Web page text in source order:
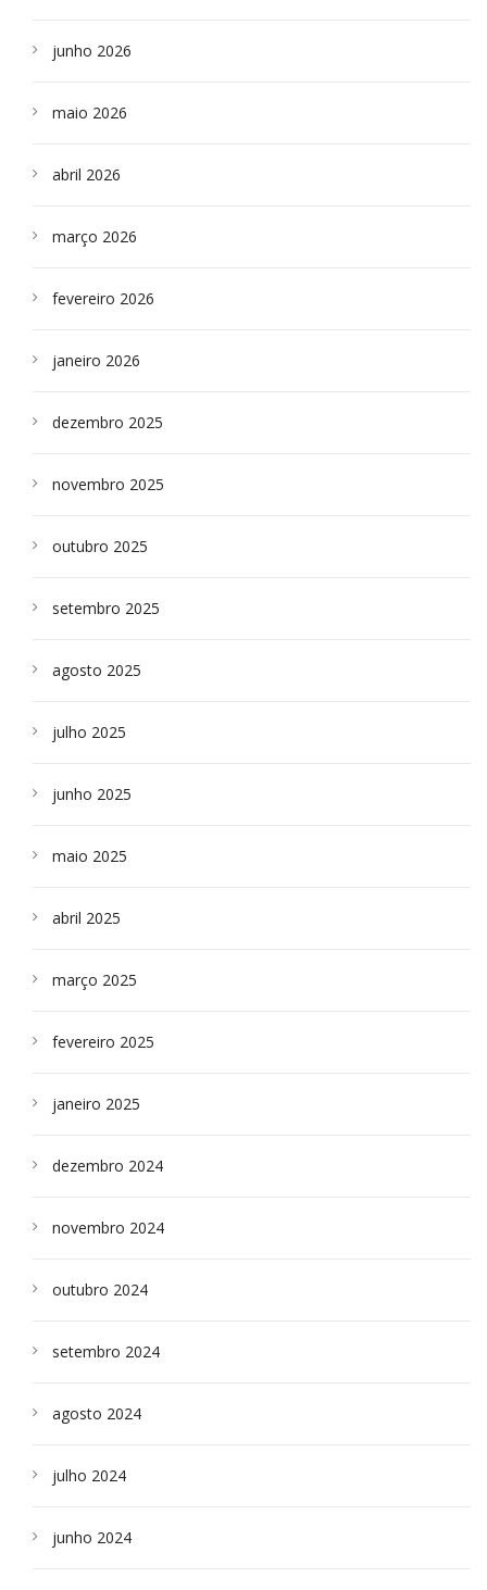
junho 2026
maio 2026
abril 2026
março 2026
fevereiro 2026
janeiro 2026
dezembro 2025
novembro 2025
outubro 2025
setembro 2025
agosto 2025
julho 2025
junho 2025
maio 2025
abril 2025
março 2025
fevereiro 2025
janeiro 2025
dezembro 2024
novembro 2024
outubro 2024
setembro 2024
agosto 2024
julho 2024
junho 2024